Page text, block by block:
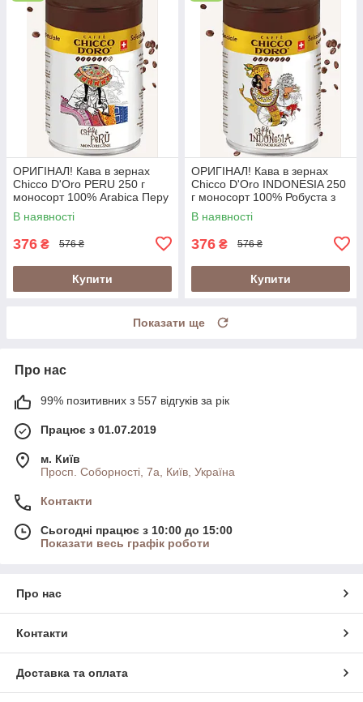
ОРИГІНАЛ! Кава в зернах
Chicco D'Oro PERU 250 г
моносорт 100% Arabica Перу
у металевій банці
(Швейцарія)
В наявності
376 ₴ 576 ₴
Купити
ОРИГІНАЛ! Кава в зернах
Chicco D'Oro INDONESIA 250
г моносорт 100% Робуста з
вулканічних ґрунтів Індонезії
у банці (Швейцарія)
В наявності
376 ₴ 576 ₴
Купити
Показати ще
Про нас
99% позитивних з 557 відгуків за рік
Працює з 01.07.2019
м. Київ
Просп. Соборності, 7а, Київ, Україна
Контакти
Сьогодні працює з 10:00 до 15:00
Показати весь графік роботи
Про нас
Контакти
Доставка та оплата